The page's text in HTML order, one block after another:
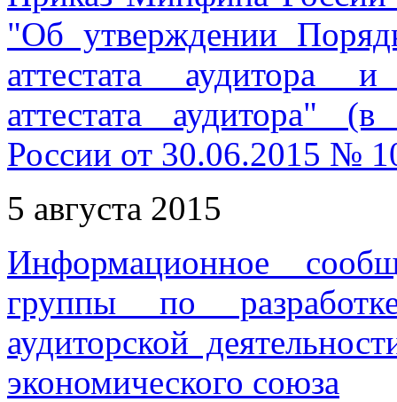
"Об утверждении
аттестата аудитора
аттестата аудитора"
России от 30.06.2015 №
5 августа 2015
Информационное
группы по
аудиторской
экономического союза